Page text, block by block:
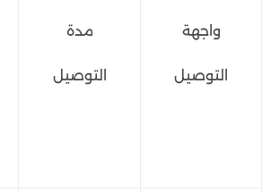
واجهة
التوصيل
مدة
التوصيل